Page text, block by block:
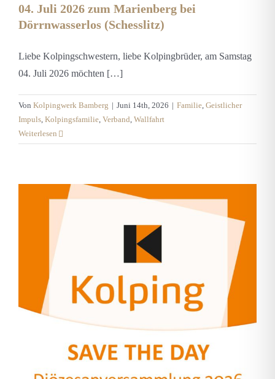
04. Juli 2026 zum Marienberg bei
Dörrnwasserlos (Schesslitz)
Liebe Kolpingschwestern, liebe Kolpingbrüder, am Samstag
04. Juli 2026 möchten […]
Von Kolpingwerk Bamberg | Juni 14th, 2026 | Familie, Geistlicher
Impuls, Kolpingsfamilie, Verband, Wallfahrt
Weiterlesen